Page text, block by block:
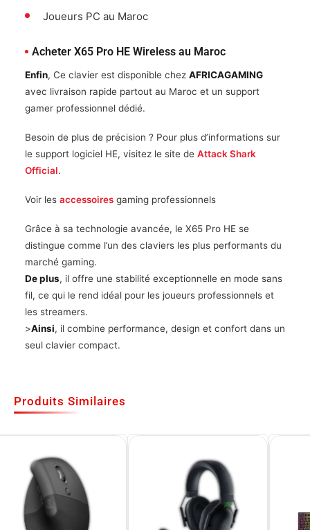
Joueurs PC au Maroc
Acheter X65 Pro HE Wireless au Maroc
Enfin, Ce clavier est disponible chez AFRICAGAMING
avec livraison rapide partout au Maroc et un support
gamer professionnel dédié.
Besoin de plus de précision ? Pour plus d’informations sur
le support logiciel HE, visitez le site de Attack Shark
Official.
Voir les accessoires gaming professionnels
Grâce à sa technologie avancée, le X65 Pro HE se
distingue comme l’un des claviers les plus performants du
marché gaming.
De plus, il offre une stabilité exceptionnelle en mode sans
fil, ce qui le rend idéal pour les joueurs professionnels et
les streamers.
>Ainsi, il combine performance, design et confort dans un
seul clavier compact.
Produits Similaires